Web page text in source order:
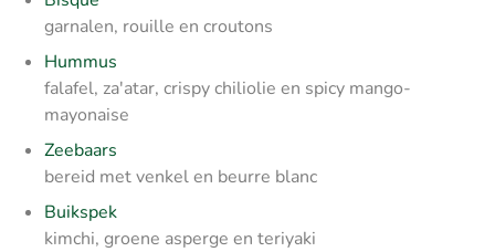
garnalen, rouille en croutons
Hummus
falafel, za'atar, crispy chiliolie en spicy mango-
mayonaise
Zeebaars
bereid met venkel en beurre blanc
Buikspek
kimchi, groene asperge en teriyaki